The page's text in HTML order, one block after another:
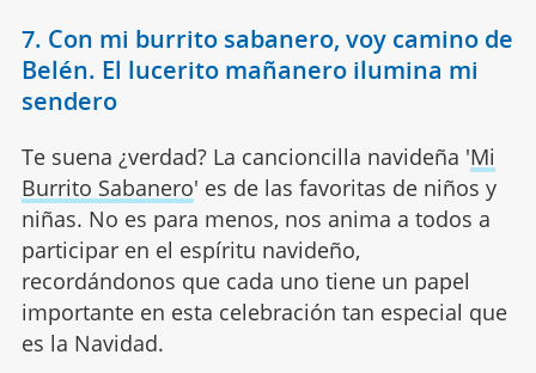
7. Con mi burrito sabanero, voy camino de
Belén. El lucerito mañanero ilumina mi
sendero
Te suena ¿verdad? La cancioncilla navideña 'Mi
Burrito Sabanero' es de las favoritas de niños y
niñas. No es para menos, nos anima a todos a
participar en el espíritu navideño,
recordándonos que cada uno tiene un papel
importante en esta celebración tan especial que
es la Navidad.